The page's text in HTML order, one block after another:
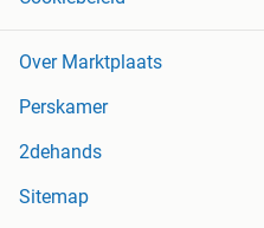
Over Marktplaats
Perskamer
2dehands
Sitemap